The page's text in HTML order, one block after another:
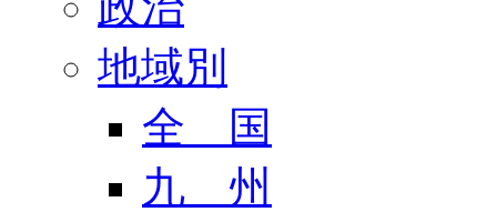
地域別
全 国
九 州